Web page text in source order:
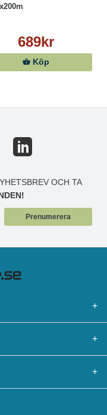
689kr
Köp
OCH TA
Prenumerera
+
+
+